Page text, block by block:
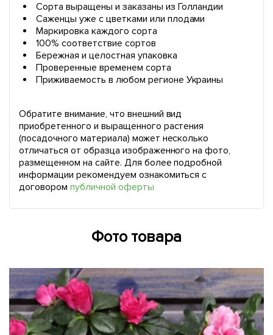
Сорта выращены и заказаны из Голландии
Саженцы уже с цветками или плодами
Маркировка каждого сорта
100% соответствие сортов
Бережная и целостная упаковка
Проверенные временем сорта
Приживаемость в любом регионе Украины
Обратите внимание, что внешний вид
приобретенного и выращенного растения
(посадочного материала) может несколько
отличаться от образца изображенного на фото,
размещенном на сайте. Для более подробной
информации рекомендуем ознакомиться с
договором публичной оферты
Фото товара